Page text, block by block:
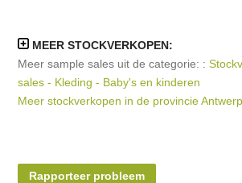
MEER STOCKVERKOPEN:
Meer sample sales uit de categorie: :
sales - Kleding - Baby's en kinderen
Meer stockverkopen in de provincie
Rapporteer probleem